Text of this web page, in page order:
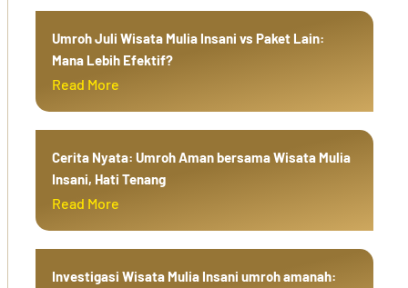
Umroh Juli Wisata Mulia Insani vs Paket Lain:
Mana Lebih Efektif?
Read More
Cerita Nyata: Umroh Aman bersama Wisata Mulia
Insani, Hati Tenang
Read More
Investigasi Wisata Mulia Insani umroh amanah: